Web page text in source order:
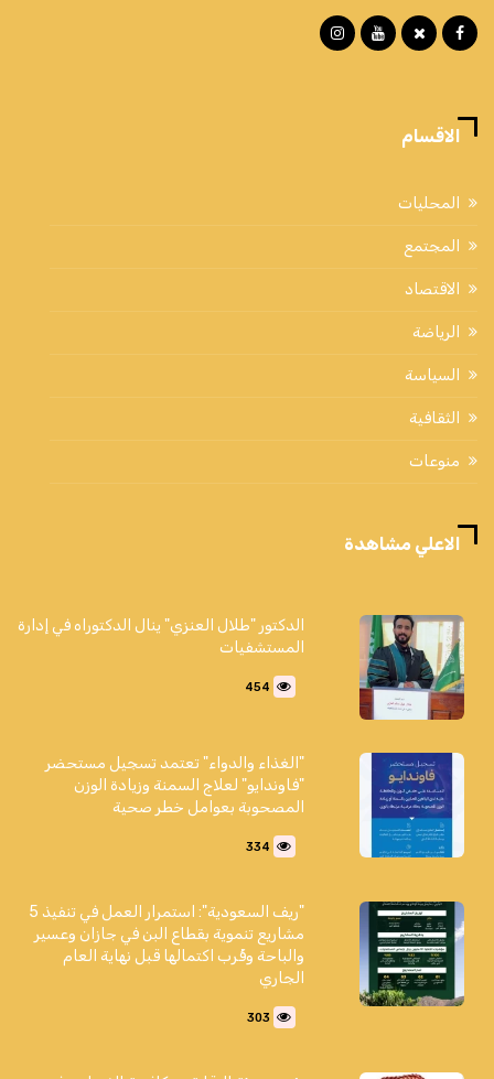
الاقسام
المحليات
المجتمع
الاقتصاد
الرياضة
السياسة
الثقافية
منوعات
الاعلي مشاهدة
الدكتور "طلال العنزي" ينال الدكتوراه في إدارة
المستشفيات
454
"الغذاء والدواء" تعتمد تسجيل مستحضر
"فاوندايو" لعلاج السمنة وزيادة الوزن
المصحوبة بعوامل خطر صحية
334
"ريف السعودية": استمرار العمل في تنفيذ 5
مشاريع تنموية بقطاع البن في جازان وعسير
والباحة وقُرب اكتمالها قبل نهاية العام
الجاري
303